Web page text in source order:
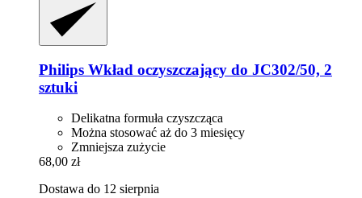
Philips Wkład oczyszczający do JC302/50, 2
sztuki
Delikatna formuła czyszcząca
Można stosować aż do 3 miesięcy
Zmniejsza zużycie
68,00 zł
Dostawa do 12 sierpnia